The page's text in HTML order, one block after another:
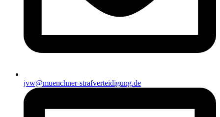
jvw@muenchner-strafverteidigung.de